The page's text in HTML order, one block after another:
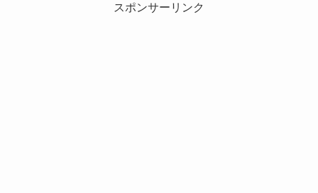
スポンサーリンク